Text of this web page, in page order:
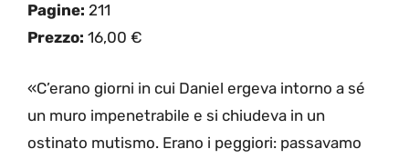
Pagine: 211
Prezzo: 16,00 €
«C’erano giorni in cui Daniel ergeva intorno a sé
un muro impenetrabile e si chiudeva in un
ostinato mutismo. Erano i peggiori: passavamo